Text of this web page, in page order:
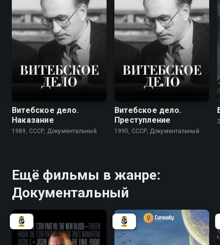
Витебское дело.
Наказание
1989, СССР, Документальный
Витебское дело.
Преступление
1990, СССР, Документальный
Ещё фильмы в жанре:
Документальный